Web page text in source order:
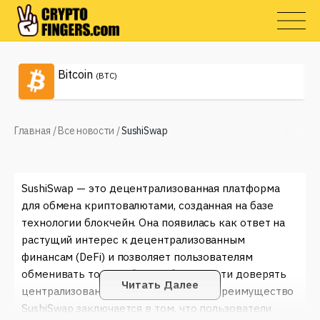
Bitcoin (BTC)
Главная /Все новости /SushiSwap
SushiSwap — это децентрализованная платформа
для обмена криптовалютами, созданная на базе
технологии блокчейн. Она появилась как ответ на
растущий интерес к децентрализованным
финансам (DeFi) и позволяет пользователям
обменивать токены без необходимости доверять
централизованным биржам. Главное преимущество
SushiSwap заключается в том, что пользователи
Читать Далее